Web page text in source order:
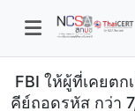
FBI ให้ผู้ที่เคยต
คีย์ถอดรหัส กว่า